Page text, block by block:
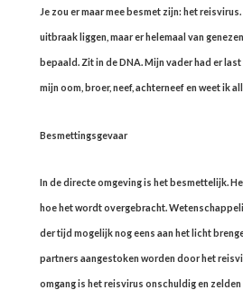
Je zou er maar mee besmet zijn: het
uitbraak liggen, maar er helemaal van
bepaald. Zit in de DNA. Mijn vader had er
mijn oom, broer, neef, achterneef en weet ik
Besmettingsgevaar
In de directe omgeving is het besmettelijk.
hoe het wordt overgebracht.
der tijd mogelijk nog eens aan het licht
partners aangestoken worden door het
omgang is het reisvirus onschuldig en